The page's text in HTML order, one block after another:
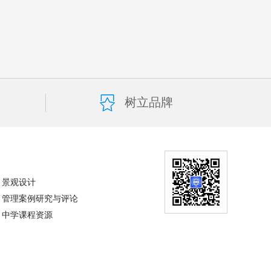
树立品牌
景观设计
管理案例研究与评论
中学课程资源